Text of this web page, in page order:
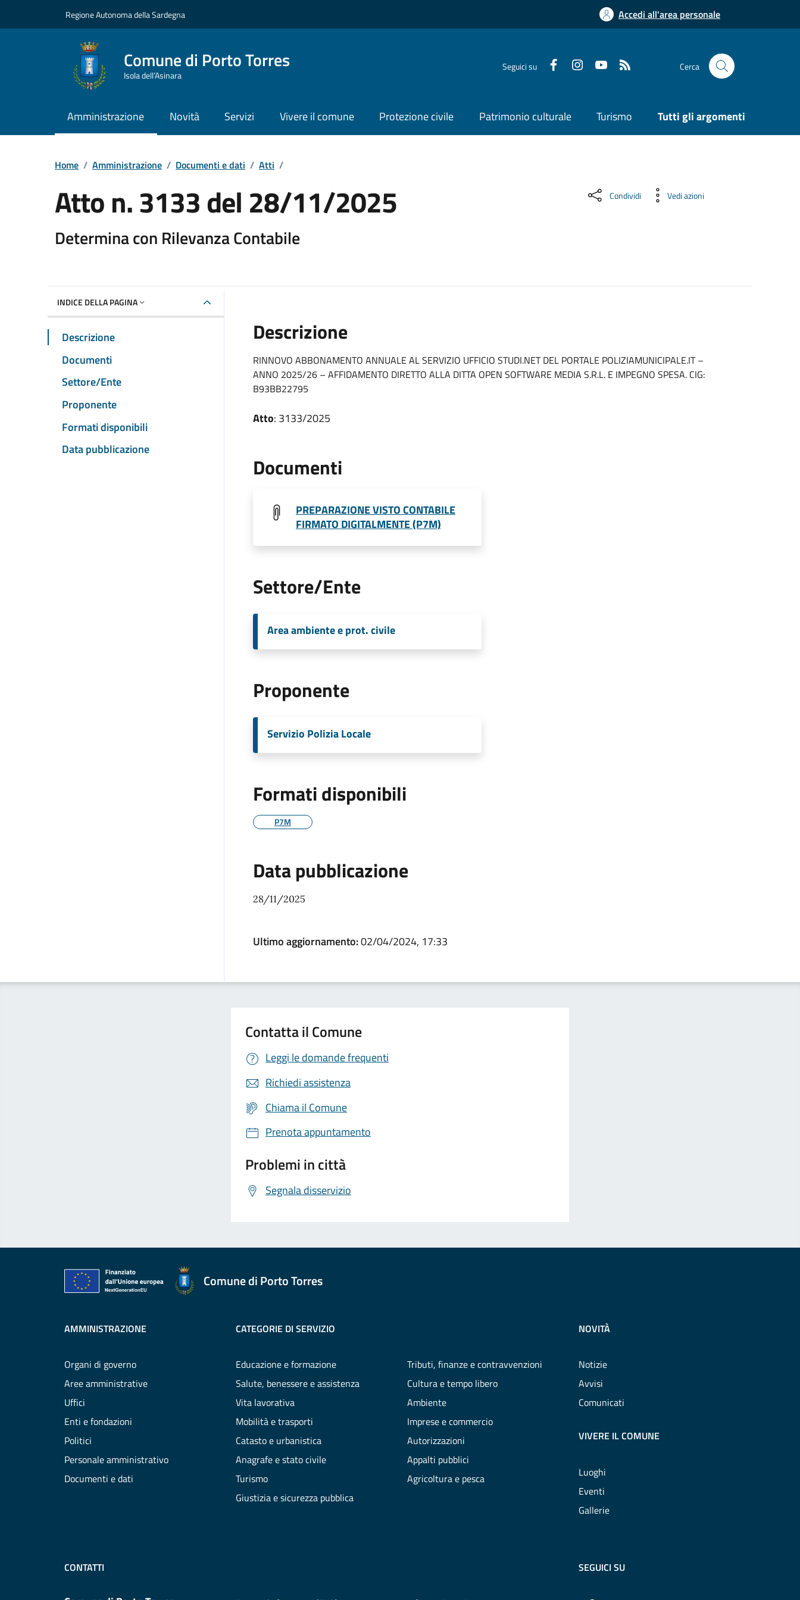
Regione Autonoma della Sardegna Accedi all'area personale
Comune di Porto Torres
Isola dell’Asinara
Seguici su Cerca
Amministrazione Novità Servizi Vivere il comune Protezione civile Patrimonio culturale Turismo Tutti gli argomenti
Home / Amministrazione / Documenti e dati / Atti /
Atto n. 3133 del 28/11/2025
Determina con Rilevanza Contabile
Condividi Vedi azioni
INDICE DELLA PAGINA
Descrizione
Documenti
Settore/Ente
Proponente
Formati disponibili
Data pubblicazione
Descrizione
RINNOVO ABBONAMENTO ANNUALE AL SERVIZIO UFFICIO STUDI.NET DEL PORTALE POLIZIAMUNICIPALE.IT –
ANNO 2025/26 – AFFIDAMENTO DIRETTO ALLA DITTA OPEN SOFTWARE MEDIA S.R.L. E IMPEGNO SPESA. CIG:
B93BB22795
Atto: 3133/2025
Documenti
PREPARAZIONE VISTO CONTABILE
FIRMATO DIGITALMENTE (P7M)
Settore/Ente
Area ambiente e prot. civile
Proponente
Servizio Polizia Locale
Formati disponibili
P7M
Data pubblicazione
28/11/2025
Ultimo aggiornamento:02/04/2024, 17:33
Contatta il Comune
Leggi le domande frequenti
Richiedi assistenza
Chiama il Comune
Prenota appuntamento
Problemi in città
Segnala disservizio
Comune di Porto Torres
AMMINISTRAZIONE
Organi di governo
Aree amministrative
Uffici
Enti e fondazioni
Politici
Personale amministrativo
Documenti e dati
CATEGORIE DI SERVIZIO
Educazione e formazione
Salute, benessere e assistenza
Vita lavorativa
Mobilità e trasporti
Catasto e urbanistica
Anagrafe e stato civile
Turismo
Giustizia e sicurezza pubblica
Tributi, finanze e contravvenzioni
Cultura e tempo libero
Ambiente
Imprese e commercio
Autorizzazioni
Appalti pubblici
Agricoltura e pesca
NOVITÀ
Notizie
Avvisi
Comunicati
VIVERE IL COMUNE
Luoghi
Eventi
Gallerie
CONTATTI SEGUICI SU